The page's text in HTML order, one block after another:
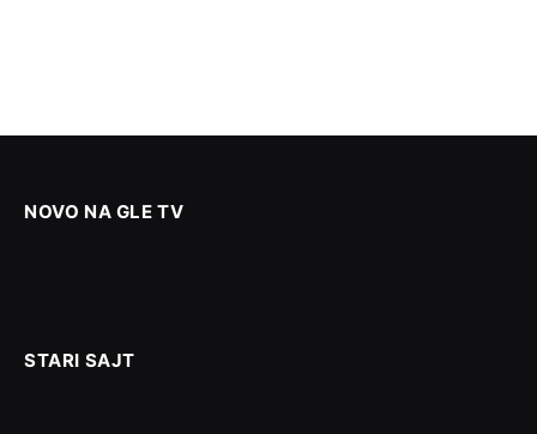
NOVO NA GLE TV
STARI SAJT